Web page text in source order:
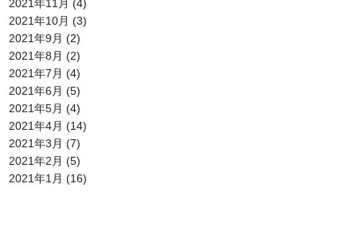
2021年11月 (4)
2021年10月 (3)
2021年9月 (2)
2021年8月 (2)
2021年7月 (4)
2021年6月 (5)
2021年5月 (4)
2021年4月 (14)
2021年3月 (7)
2021年2月 (5)
2021年1月 (16)